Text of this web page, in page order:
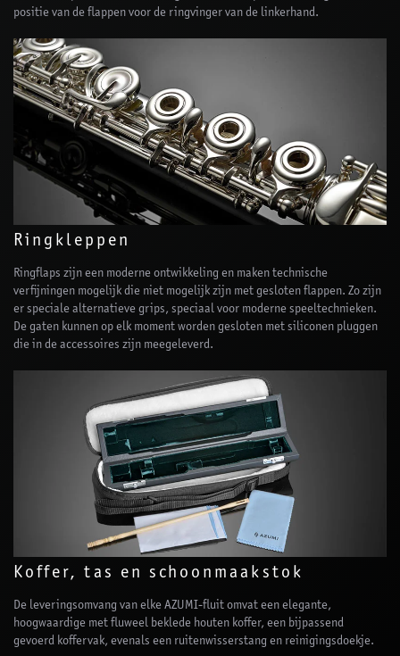
positie van de flappen voor de ringvinger van de linkerhand.
Ringkleppen
Ringflaps zijn een moderne ontwikkeling en maken technische
verfijningen mogelijk die niet mogelijk zijn met gesloten flappen. Zo zijn
er speciale alternatieve grips, speciaal voor moderne speeltechnieken.
De gaten kunnen op elk moment worden gesloten met siliconen pluggen
die in de accessoires zijn meegeleverd.
Koffer, tas en schoonmaakstok
De leveringsomvang van elke AZUMI-fluit omvat een elegante,
hoogwaardige met fluweel beklede houten koffer, een bijpassend
gevoerd koffervak, evenals een ruitenwisserstang en reinigingsdoekje.